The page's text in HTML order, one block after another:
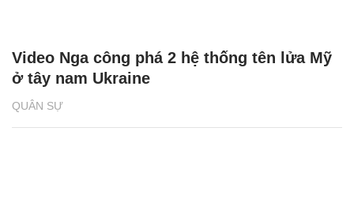
QUÂN SỰ
Video Nga công phá 2 hệ thống tên lửa Mỹ
ở tây nam Ukraine